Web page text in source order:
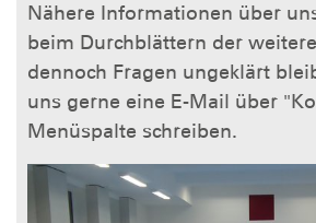
Nähere Informationen über
beim Durchblättern der
dennoch Fragen ungeklärt
uns gerne eine E-Mail über
Menüspalte schreiben.